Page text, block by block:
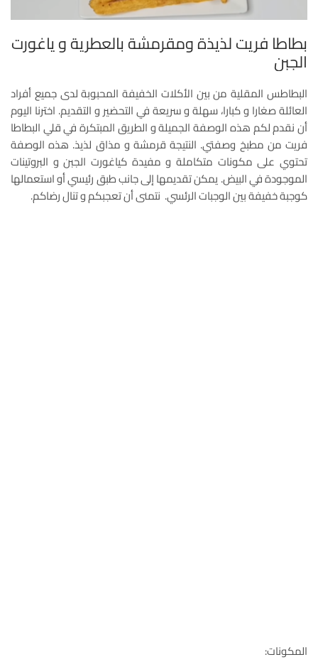
بطاطا فريت لذيذة ومقرمشة بالعطرية و ياغورت
الجبن
البطاطس المقلية من بين الأكلات الخفيفة المحبوبة لدى جميع أفراد
العائلة صغارا و كبارا، سهلة و سريعة في التحضير و التقديم. اخترنا اليوم
أن نقدم لكم هذه الوصفة الجميلة و الطريق المبتكرة في قلي البطاطا
فريت من مطبخ وصفتي. النتيجة قرمشة و مذاق لذيذ. هذه الوصفة
تحتوي على مكونات متكاملة و مفيدة كياغورت الجبن و البروتينات
الموجودة في البيض. يمكن تقديمها إلى جانب طبق رئيسي أو استعمالها
كوجبة خفيفة بين الوجبات الرئسي. نتمنى أن تعجبكم و تنال رضاكم.
المكونات: